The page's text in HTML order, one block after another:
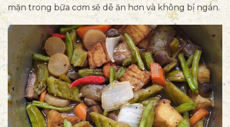
mặn trong bữa cơm sẽ dễ ăn hơn và không bị ngán.